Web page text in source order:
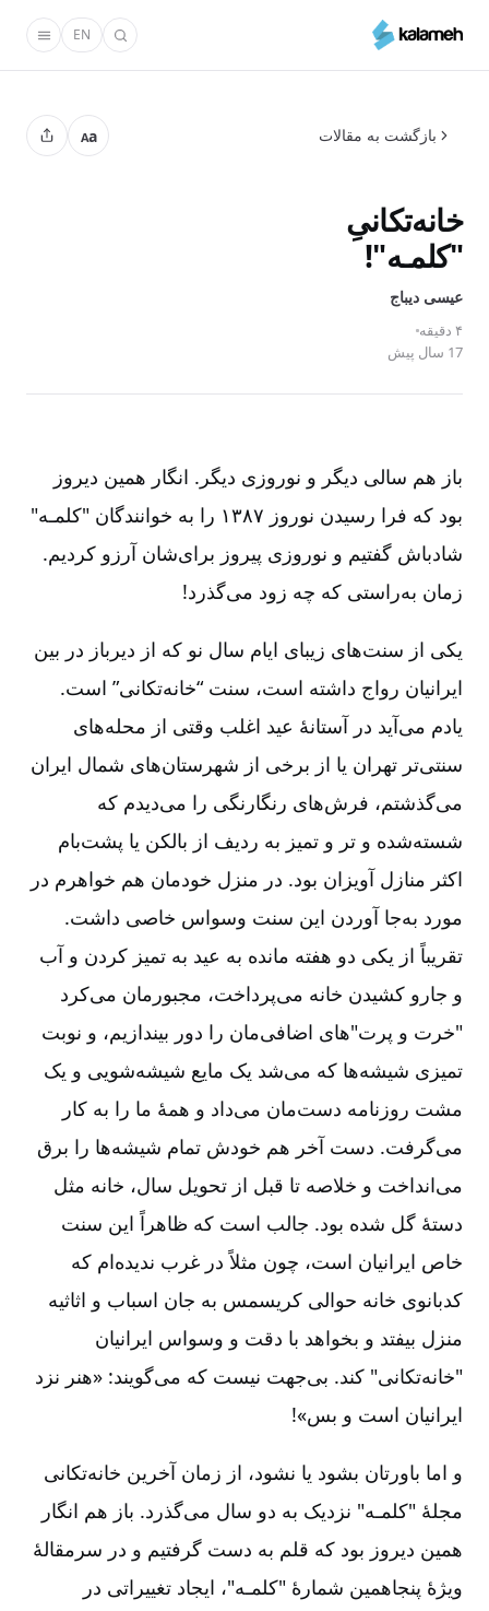
محتوای
EN
بازگشت به مقالات Aa
خانه‌تکانیِ
"کلمـه"!
عیسی دیباج
۴ دقیقه
17 سال پیش
باز هم سالی دیگر و نوروزی دیگر. انگار همین دیروز
بود که فرا رسیدن نوروز ۱۳۸۷ را به خوانندگان "کلمـه"
شادباش گفتیم و نوروزی پیروز برای‌شان آرزو کردیم.
زمان به‌راستی که چه زود می‌گذرد!
یکی از سنت‌های زیبای ایام سال نو که از دیرباز در بین
ایرانیان رواج داشته است، سنت “خانه‌تکانی” است.
یادم می‌آید در آستانۀ عید اغلب وقتی از محله‌های
سنتی‌تر تهران یا از برخی از شهرستان‌های شمال ایران
می‌گذشتم، فرش‌های رنگارنگی را می‌دیدم که
شسته‌شده و تر و تمیز به ردیف از بالکن یا پشت‌بام
اکثر منازل آویزان بود. در منزل خودمان هم خواهرم در
مورد به‌جا آوردن این سنت وسواس خاصی داشت.
تقریباً از یکی دو هفته مانده به عید به تمیز کردن و آب
و جارو کشیدن خانه می‌پرداخت، مجبورمان می‌کرد
"خرت و پرت"های اضافی‌مان را دور بیندازیم، و نوبت
تمیزی شیشه‌ها که می‌شد یک مایع شیشه‌شویی و یک
مشت روزنامه دست‌مان می‌داد و همۀ ما را به کار
می‌گرفت. دست آخر هم خودش تمام شیشه‌ها را برق
می‌انداخت و خلاصه تا قبل از تحویل سال، خانه مثل
دستۀ گل شده بود. جالب است که ظاهراً این سنت
خاص ایرانیان است، چون مثلاً در غرب ندیده‌ام که
کدبانوی خانه حوالی کریسمس به جان اسباب و اثاثیه
منزل بیفتد و بخواهد با دقت و وسواس ایرانیان
"خانه‌تکانی" کند. بی‌جهت نیست که می‌گویند: «هنر نزد
ایرانیان است و بس»!
و اما باورتان بشود یا نشود، از زمان آخرین خانه‌تکانی
مجلۀ "کلمـه" نزدیک به دو سال می‌گذرد. باز هم انگار
همین دیروز بود که قلم به دست گرفتیم و در سرمقالۀ
ویژۀ پنجاهمین شمارۀ "کلمـه"، ایجاد تغییراتی در